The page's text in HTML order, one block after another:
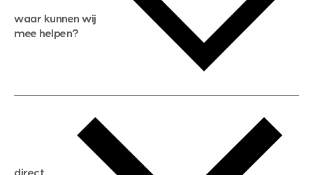
waar kunnen wij
mee helpen?
gratis zoekservice
huis verkopen